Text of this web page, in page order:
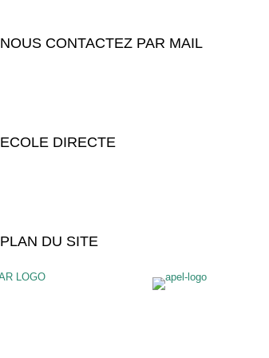
NOUS CONTACTEZ PAR MAIL
ECOLE DIRECTE
PLAN DU SITE